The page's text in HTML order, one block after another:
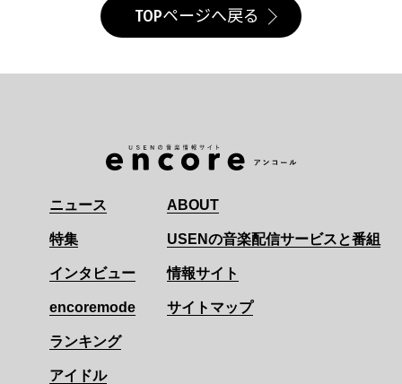
TOPページへ戻る
ニュース
特集
インタビュー
encoremode
ランキング
アイドル
ABOUT
USENの音楽配信サービスと番組
情報サイト
サイトマップ